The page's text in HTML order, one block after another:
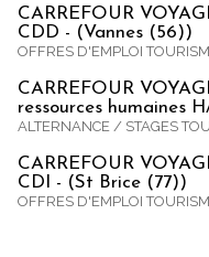
CARREFOUR
CDD - (Vannes (56))
OFFRES D'EMPLOI
CARREFOUR
ressources humaines
ALTERNANCE / STAGES
CARREFOUR
CDI - (St Brice (77))
OFFRES D'EMPLOI